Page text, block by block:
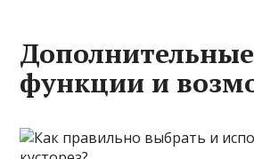
Дополнительные
функции и